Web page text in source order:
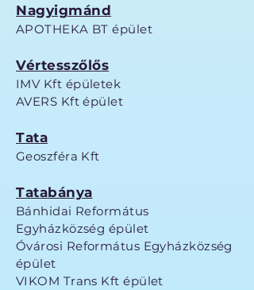
Nagyigmánd
APOTHEKA BT épület
Vértesszőlős
IMV Kft épületek
AVERS Kft épület
Tata
Geoszféra Kft
Tatabánya
Bánhidai Református
Egyházközség épület
Óvárosi Református Egyházközség
épület
VIKOM Trans Kft épület